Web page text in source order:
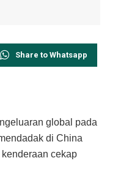
Share to Whatsapp
global pada
di China
cekap